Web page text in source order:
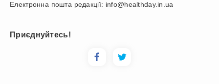
Електронна пошта редакції: info@healthday.in.ua
Приєднуйтесь!